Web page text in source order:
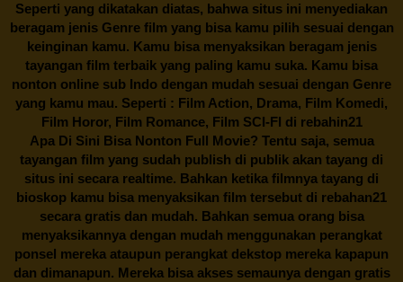
Seperti yang dikatakan diatas, bahwa situs ini menyediakan
beragam jenis Genre film yang bisa kamu pilih sesuai dengan
keinginan kamu. Kamu bisa menyaksikan beragam jenis
tayangan film terbaik yang paling kamu suka. Kamu bisa
nonton online sub Indo dengan mudah sesuai dengan Genre
yang kamu mau. Seperti : Film Action, Drama, Film Komedi,
Film Horor, Film Romance, Film SCI-FI di rebahin21
Apa Di Sini Bisa Nonton Full Movie? Tentu saja, semua
tayangan film yang sudah publish di publik akan tayang di
situs ini secara realtime. Bahkan ketika filmnya tayang di
bioskop kamu bisa menyaksikan film tersebut di rebahan21
secara gratis dan mudah. Bahkan semua orang bisa
menyaksikannya dengan mudah menggunakan perangkat
ponsel mereka ataupun perangkat dekstop mereka kapapun
dan dimanapun. Mereka bisa akses semaunya dengan gratis